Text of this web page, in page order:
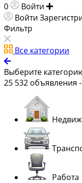
0 Войти
Войти
Фильтр
Все категории
Выберите
25 532 объявления -
Работа